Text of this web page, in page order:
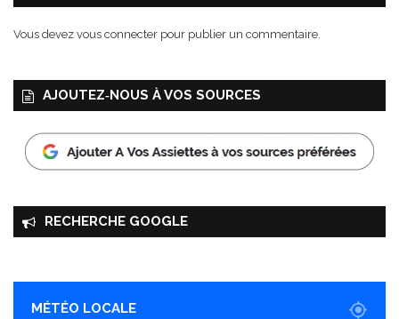
o
R
I
Vous devez vous connecter pour publier un commentaire.
AJOUTEZ‑NOUS À VOS SOURCES
RECHERCHE GOOGLE
MÉTÉO LOCALE